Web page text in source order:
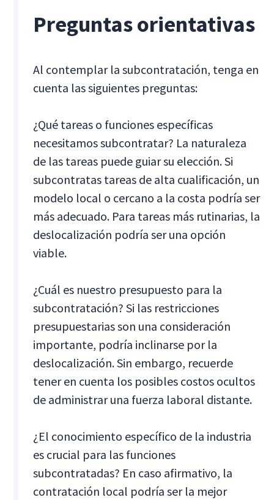
Preguntas orientativas
Al contemplar la subcontratación, tenga en
cuenta las siguientes preguntas:
¿Qué tareas o funciones específicas
necesitamos subcontratar? La naturaleza
de las tareas puede guiar su elección. Si
subcontratas tareas de alta cualificación, un
modelo local o cercano a la costa podría ser
más adecuado. Para tareas más rutinarias, la
deslocalización podría ser una opción
viable.
¿Cuál es nuestro presupuesto para la
subcontratación? Si las restricciones
presupuestarias son una consideración
importante, podría inclinarse por la
deslocalización. Sin embargo, recuerde
tener en cuenta los posibles costos ocultos
de administrar una fuerza laboral distante.
¿El conocimiento específico de la industria
es crucial para las funciones
subcontratadas? En caso afirmativo, la
contratación local podría ser la mejor